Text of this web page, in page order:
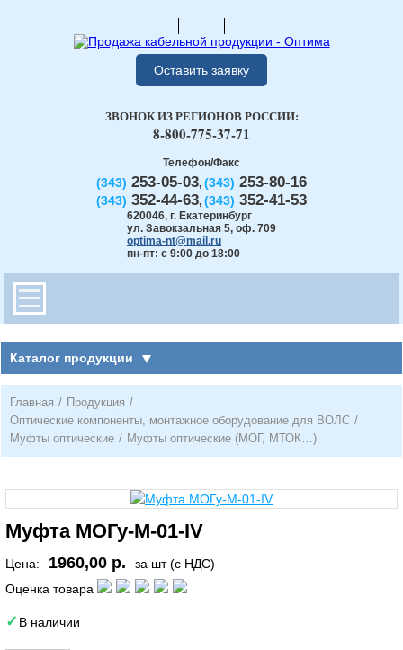
Оставить заявку
Телефон/Факс
(343) 253-05-03, (343) 253-80-16
(343) 352-44-63, (343) 352-41-53
620046, г. Екатеринбург
ул. Завокзальная 5, оф. 709
optima-nt@mail.ru
пн-пт: с 9:00 до 18:00
ЗВОНОК ИЗ РЕГИОНОВ РОССИИ:
8-800-775-37-71
Каталог продукции
Главная / Продукция /
Оптические компоненты, монтажное оборудование для ВОЛС /
Муфты оптические / Муфты оптические (МОГ, МТОК…)
Муфта МОГу-М-01-IV
Цена: 1960,00 р.
за шт (с НДС)
Оценка товара
В наличии